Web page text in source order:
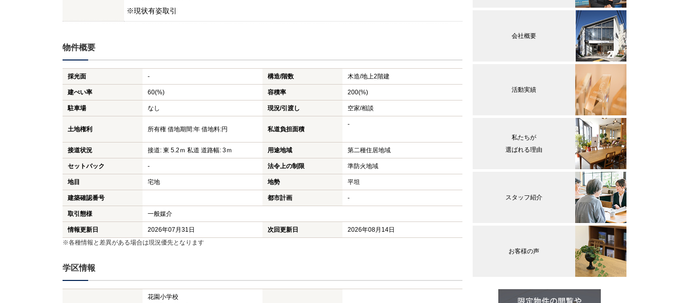
※現状有姿取引
物件概要
採光面 - 構造/階数 木造/地上2階建
建ぺい率 60(%) 容積率 200(%)
駐車場 なし 現況/引渡し 空家/相談
土地権利 所有権 借地期間:年 借地料:円 私道負担面積
-
接道状況 接道: 東 5.2ｍ 私道 道路幅: 3ｍ 用途地域 第二種住居地域
セットバック - 法令上の制限 準防火地域
地目 宅地 地勢 平坦
建築確認番号 都市計画 -
取引態様 一般媒介
情報更新日 2026年07月31日 次回更新日
2026年08月14日
※各種情報と差異がある場合は現況優先となります
学区情報
花園小学校
会社概要
活動実績
私たちが
選ばれる理由
スタッフ紹介
お客様の声